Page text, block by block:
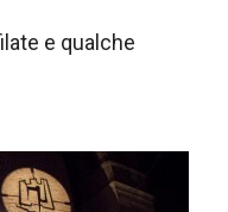
e qualche